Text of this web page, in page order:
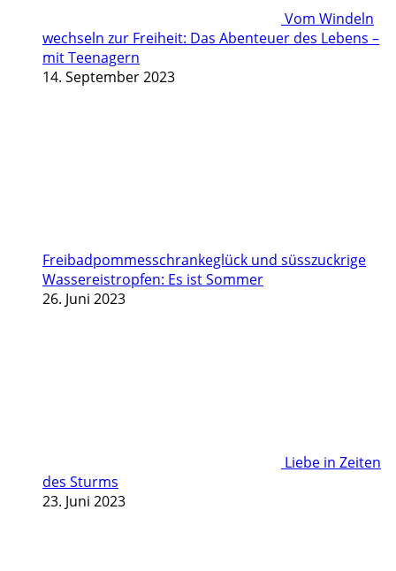
Vom Windeln
wechseln zur Freiheit: Das Abenteuer des Lebens –
mit Teenagern
14. September 2023
Freibadpommesschrankeglück und süsszuckrige
Wassereistropfen: Es ist Sommer
26. Juni 2023
Liebe in Zeiten
des Sturms
23. Juni 2023